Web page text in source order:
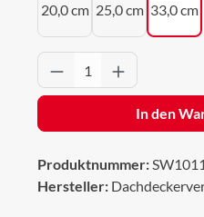
20,0 cm 25,0 cm 33,0 cm
Produkt Anzahl:
In den
Produktnummer:
Hersteller: